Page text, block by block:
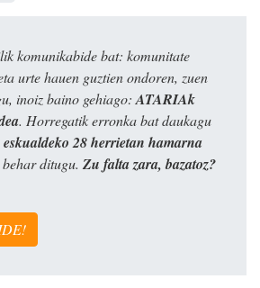
komunikabide bat: komunitate
urte hauen guztien ondoren, zuen
inoiz baino gehiago: ATARIAk
. Horregatik erronka bat daukagu
28 herrietan hamarna
behar ditugu. Zu falta zara, bazatoz?